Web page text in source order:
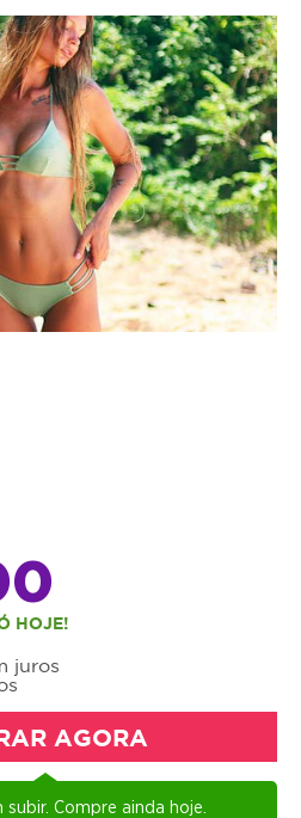
HOJE!
juros
AGORA
Compre ainda hoje.